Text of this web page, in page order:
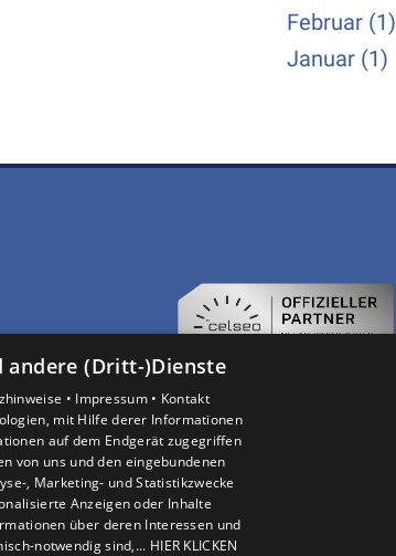
Februar (1)
Januar (1)
andere (Dritt-)Dienste
• Impressum • Kontakt
mit Hilfe derer Informationen
auf dem Endgerät zugegriffen
von uns und den eingebundenen
, Marketing- und Statistikzwecke
Anzeigen oder Inhalte
über deren Interessen und
notwendig sind,... HIER KLICKEN